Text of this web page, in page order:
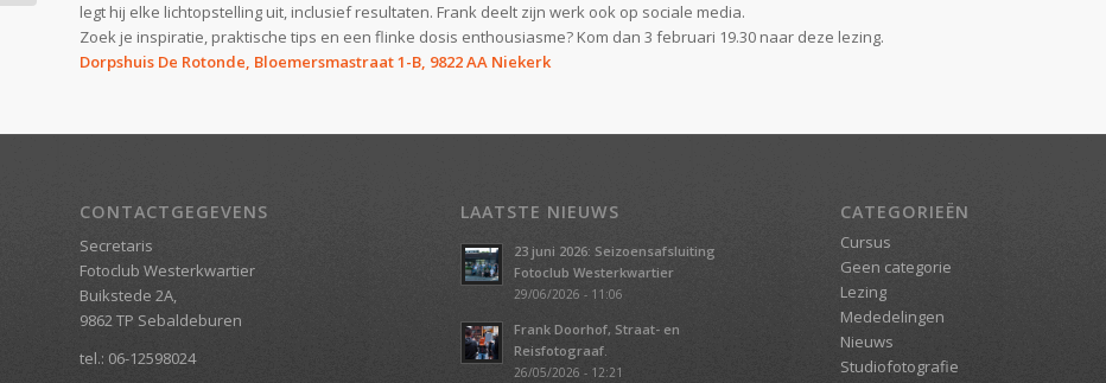
legt hij elke lichtopstelling uit, inclusief resultaten. Frank deelt zijn werk ook op sociale media.
Zoek je inspiratie, praktische tips en een flinke dosis enthousiasme? Kom dan 3 februari 19.30 naar deze lezing.
Dorpshuis De Rotonde, Bloemersmastraat 1-B, 9822 AA Niekerk
CONTACTGEGEVENS
Secretaris
Fotoclub Westerkwartier
Buikstede 2A,
9862 TP Sebaldeburen
tel.: 06-12598024
LAATSTE NIEUWS
23 juni 2026: Seizoensafsluiting
Fotoclub Westerkwartier
29/06/2026 - 11:06
Frank Doorhof, Straat- en
Reisfotograaf.
26/05/2026 - 12:21
CATEGORIEËN
Cursus
Geen categorie
Lezing
Mededelingen
Nieuws
Studiofotografie